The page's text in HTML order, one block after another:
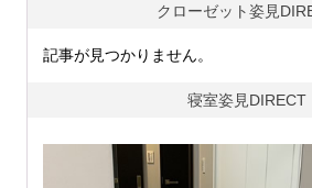
クローゼット姿見
記事が見つかりません。
寝室姿見DIRECT